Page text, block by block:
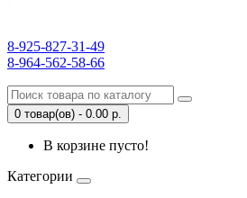
8-925-827-31-49
8-964-562-58-66
0 товар(ов) - 0.00 р.
В корзине пусто!
Категории